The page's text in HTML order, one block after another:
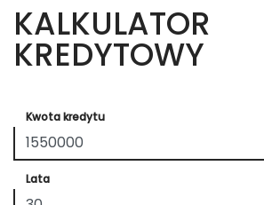
KALKULATOR
KREDYTOWY
Kwota kredytu
Lata